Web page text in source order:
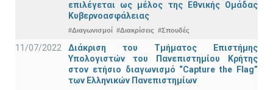
επιλέγεται ως μέλος της Εθνικής Ομάδας
Κυβερνοασφάλειας
#Διαγωνισμοί #Διακρίσεις #Σπουδές
11/07/2022
Διάκριση του Τμήματος Επιστήμης
Υπολογιστών του Πανεπιστημίου Κρήτης
στον ετήσιο διαγωνισμό “Capture the Flag”
των Ελληνικών Πανεπιστημίων